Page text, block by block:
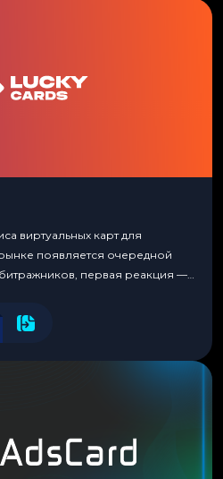
виртуальных карт для
появляется очередной
первая реакция —
всерьез любой новый продукт,
делом. LuckyCards — история